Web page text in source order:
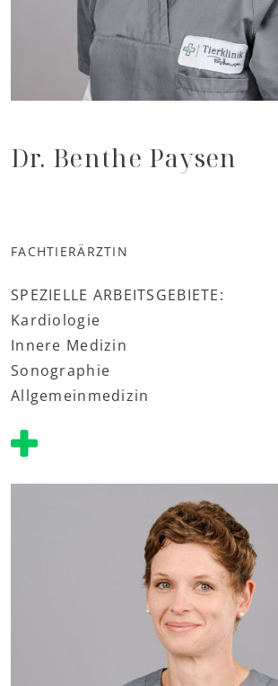
Dr. Benthe Paysen
FACHTIERÄRZTIN
SPEZIELLE ARBEITSGEBIETE:
Kardiologie
Innere Medizin
Sonographie
Allgemeinmedizin